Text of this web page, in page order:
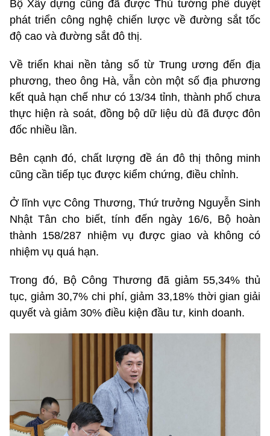
Bộ Xây dựng cũng đã được Thủ tướng phê duyệt
phát triển công nghệ chiến lược về đường sắt tốc
độ cao và đường sắt đô thị.
Về triển khai nền tảng số từ Trung ương đến địa
phương, theo ông Hà, vẫn còn một số địa phương
kết quả hạn chế như có 13/34 tỉnh, thành phố chưa
thực hiện rà soát, đồng bộ dữ liệu dù đã được đôn
đốc nhiều lần.
Bên cạnh đó, chất lượng đề án đô thị thông minh
cũng cần tiếp tục được kiểm chứng, điều chỉnh.
Ở lĩnh vực Công Thương, Thứ trưởng Nguyễn Sinh
Nhật Tân cho biết, tính đến ngày 16/6, Bộ hoàn
thành 158/287 nhiệm vụ được giao và không có
nhiệm vụ quá hạn.
Trong đó, Bộ Công Thương đã giảm 55,34% thủ
tục, giảm 30,7% chi phí, giảm 33,18% thời gian giải
quyết và giảm 30% điều kiện đầu tư, kinh doanh.